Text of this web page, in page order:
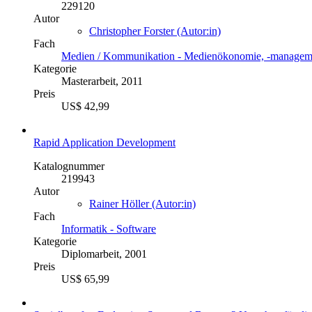
229120
Autor
Christopher Forster (Autor:in)
Fach
Medien / Kommunikation - Medienökonomie, -
Kategorie
Masterarbeit, 2011
Preis
US$ 42,99
Rapid Application Development
Katalognummer
219943
Autor
Rainer Höller (Autor:in)
Fach
Informatik - Software
Kategorie
Diplomarbeit, 2001
Preis
US$ 65,99